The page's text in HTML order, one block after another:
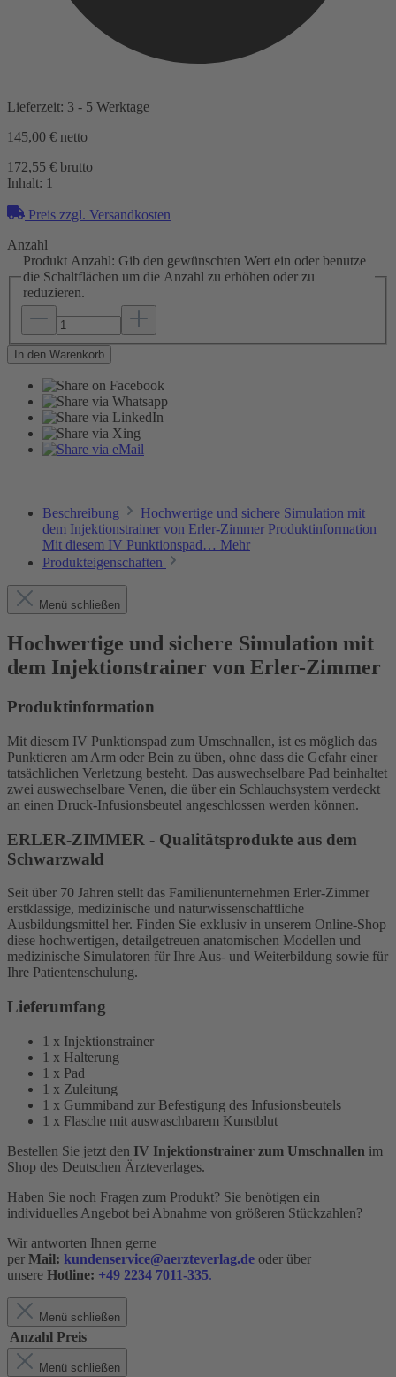
Lieferzeit: 3 - 5 Werktage
145,00 € netto
172,55 € brutto
Inhalt: 1
Preis zzgl. Versandkosten
Anzahl
Produkt Anzahl: Gib den gewünschten Wert ein oder benutze
die Schaltflächen um die Anzahl zu erhöhen oder zu
reduzieren.
In den Warenkorb
Beschreibung
Hochwertige und sichere Simulation mit
dem Injektionstrainer von Erler-Zimmer Produktinformation
Mit diesem IV Punktionspad… Mehr
Produkteigenschaften
Menü schließen
Hochwertige und sichere Simulation mit
dem Injektionstrainer von Erler-Zimmer
Produktinformation
Mit diesem IV Punktionspad zum Umschnallen, ist es möglich das
Punktieren am Arm oder Bein zu üben, ohne dass die Gefahr einer
tatsächlichen Verletzung besteht. Das auswechselbare Pad beinhaltet
zwei auswechselbare Venen, die über ein Schlauchsystem verdeckt
an einen Druck-Infusionsbeutel angeschlossen werden können.
ERLER-ZIMMER - Qualitätsprodukte aus dem
Schwarzwald
Seit über 70 Jahren stellt das Familienunternehmen Erler-Zimmer
erstklassige, medizinische und naturwissenschaftliche
Ausbildungsmittel her. Finden Sie exklusiv in unserem Online-Shop
diese hochwertigen, detailgetreuen anatomischen Modellen und
medizinische Simulatoren für Ihre Aus- und Weiterbildung sowie für
Ihre Patientenschulung.
Lieferumfang
1 x Injektionstrainer
1 x Halterung
1 x Pad
1 x Zuleitung
1 x Gummiband zur Befestigung des Infusionsbeutels
1 x Flasche mit auswaschbarem Kunstblut
Bestellen Sie jetzt den IV Injektionstrainer zum Umschnallen im
Shop des Deutschen Ärzteverlages.
Haben Sie noch Fragen zum Produkt? Sie benötigen ein
individuelles Angebot bei Abnahme von größeren Stückzahlen?
Wir antworten Ihnen gerne
per Mail: kundenservice@aerzteverlag.de oder über
unsere Hotline: +49 2234 7011-335.
Menü schließen
Anzahl Preis
Menü schließen